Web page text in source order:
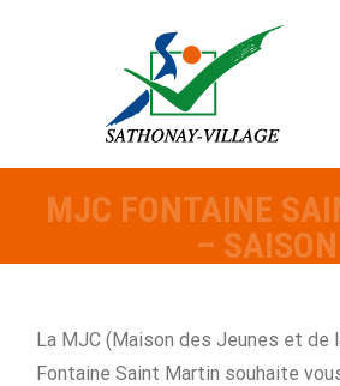
MJC FONTAINE
–
La MJC (Maison des Jeunes et de
Fontaine Saint Martin souhaite